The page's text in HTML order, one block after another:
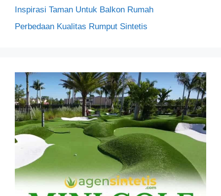
Inspirasi Taman Untuk Balkon Rumah
Perbedaan Kualitas Rumput Sintetis